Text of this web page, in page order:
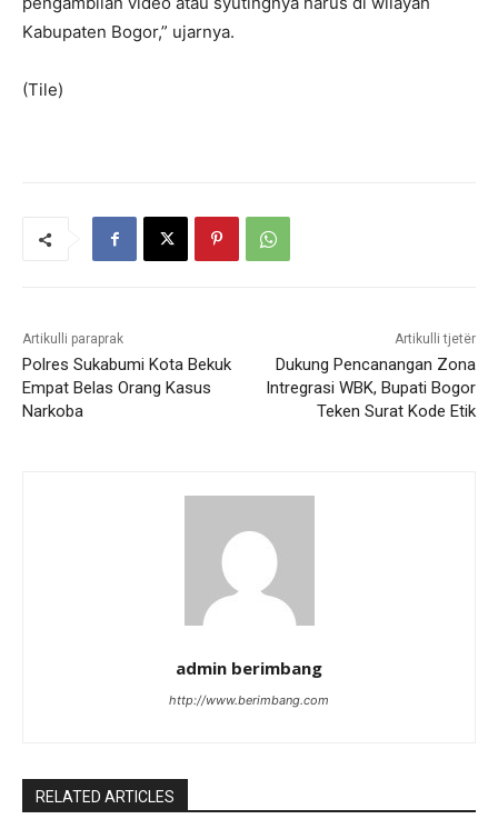
Kabupaten Bogor,” ujarnya.
(Tile)
Artikulli paraprak
Polres Sukabumi Kota Bekuk
Empat Belas Orang Kasus
Narkoba
Artikulli tjetër
Dukung Pencanangan Zona
Intregrasi WBK, Bupati Bogor
Teken Surat Kode Etik
admin berimbang
http://www.berimbang.com
RELATED ARTICLES